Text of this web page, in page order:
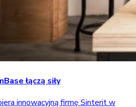
łączą siły
innowacyjną firmę Sinterit w